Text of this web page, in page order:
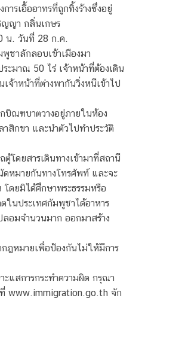
รเอื้ออาทรที่ถูกทิ้งร้างซึ่งอยู่
ญญา กลิ่นเกษร
น. วันที่ 28 ก.ค.
ชาลักลอบเข้าเมืองมา
ะมาณ 50 ไร่ เจ้าหน้าที่ต้องเดิน
จ้าหน้าที่ต่างพากันวิ่งหนีเข้าไป
บิณฑบาตวางอยู่ภายในห้อง
สิกขา และนำตัวไปทำประวัติ
โดยสารเดินทางเข้ามาที่สถานี
ดหมายกันทางโทรศัพท์ และจะ
ดยมิได้ศึกษาพระธรรมหรือ
ในประเทศกัมพูชาได้อาหาร
อมจำนวนมาก ออกมาสร้าง
ฎหมายเพื่อป้องกันไม่ให้มีการ
แสการกระทำความผิด กรุณา
www.immigration.go.th จัก